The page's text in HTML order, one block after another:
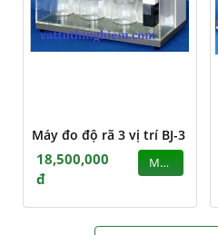
Máy đo độ rã 3 vị trí BJ-3
18,500,000
đ
MUA